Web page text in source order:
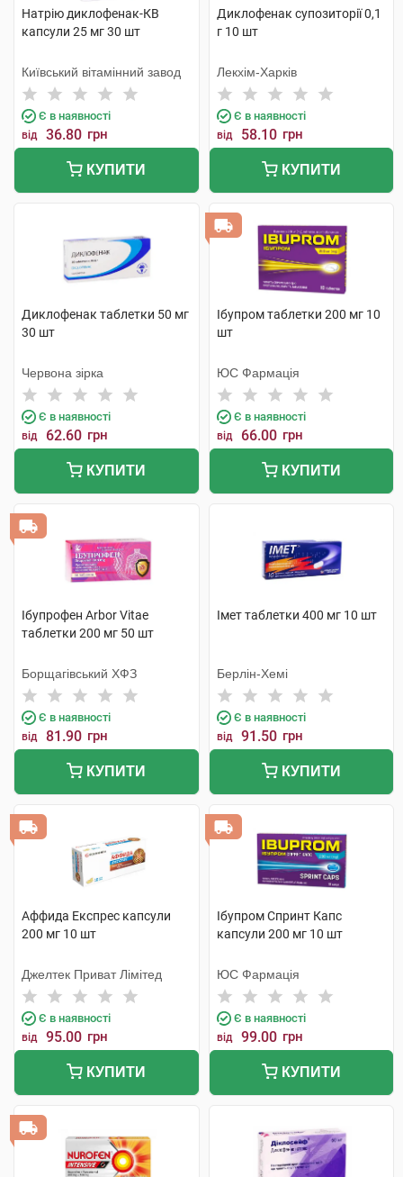
Натрію диклофенак-КВ
капсули 25 мг 30 шт
Київський вітамінний завод
Є в наявності
від 36.80 грн
КУПИТИ
Диклофенак супозиторії 0,1
г 10 шт
Лекхім-Харків
Є в наявності
від 58.10 грн
КУПИТИ
Диклофенак таблетки 50 мг
30 шт
Червона зірка
Є в наявності
від 62.60 грн
КУПИТИ
Ібупром таблетки 200 мг 10
шт
ЮС Фармація
Є в наявності
від 66.00 грн
КУПИТИ
Ібупрофен Arbor Vitae
таблетки 200 мг 50 шт
Борщагівський ХФЗ
Є в наявності
від 81.90 грн
КУПИТИ
Імет таблетки 400 мг 10 шт
Берлін-Хемі
Є в наявності
від 91.50 грн
КУПИТИ
Аффида Експрес капсули
200 мг 10 шт
Джелтек Приват Лімітед
Є в наявності
від 95.00 грн
КУПИТИ
Ібупром Спринт Капс
капсули 200 мг 10 шт
ЮС Фармація
Є в наявності
від 99.00 грн
КУПИТИ